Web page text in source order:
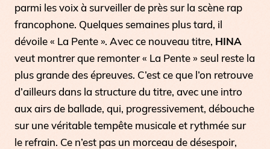
parmi les voix à surveiller de près sur la scène rap
francophone. Quelques semaines plus tard, il
dévoile « La Pente ». Avec ce nouveau titre, HINA
veut montrer que remonter « La Pente » seul reste la
plus grande des épreuves. C’est ce que l’on retrouve
d’ailleurs dans la structure du titre, avec une intro
aux airs de ballade, qui, progressivement, débouche
sur une véritable tempête musicale et rythmée sur
le refrain. Ce n’est pas un morceau de désespoir,